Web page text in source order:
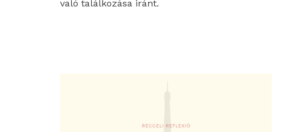
való találkozása iránt.